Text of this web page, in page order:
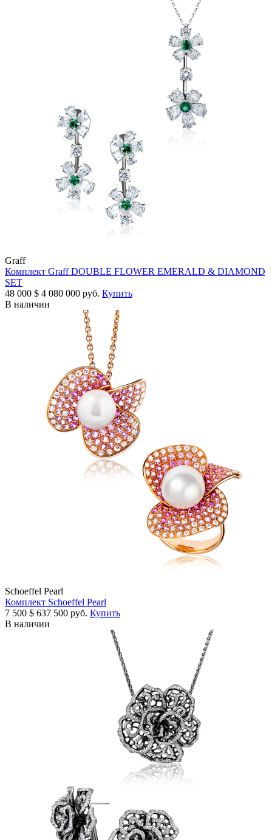
Graff
Комплект Graff DOUBLE FLOWER EMERALD & DIAMOND
SET
48 000 $ 4 080 000 руб. Купить
В наличии
Schoeffel Pearl
Комплект Schoeffel Pearl
7 500 $ 637 500 руб. Купить
В наличии